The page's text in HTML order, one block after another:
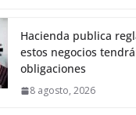
Hacienda publica
estos negocios
obligaciones
8 agosto, 2026